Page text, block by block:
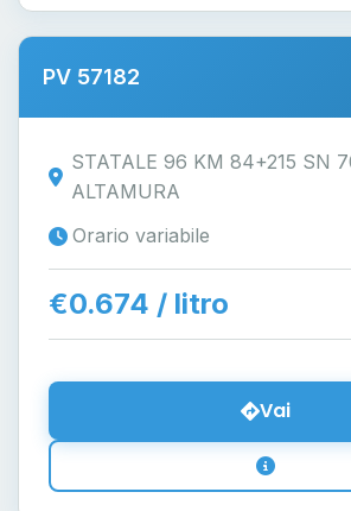
PV 57182
STATALE 96 KM 84+215 SN
ALTAMURA
Orario variabile
€0.674 / litro
Vai